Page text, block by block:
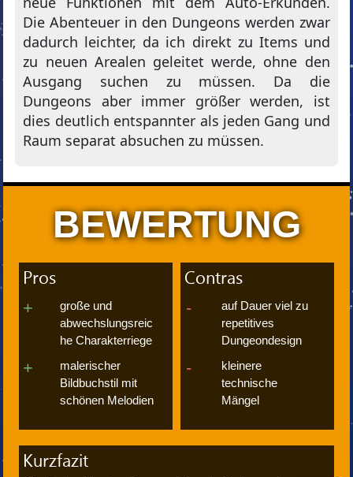
Die Abenteuer in den Dungeons werden zwar
dadurch leichter, da ich direkt zu Items und
zu neuen Arealen geleitet werde, ohne den
Ausgang suchen zu müssen. Da die
Dungeons aber immer größer werden, ist
dies deutlich entspannter als jeden Gang und
Raum separat absuchen zu müssen.
BEWERTUNG
Pros
große und
abwechslungsreic
he Charakterriege
malerischer
Bildbuchstil mit
schönen Melodien
Contras
auf Dauer viel zu
repetitives
Dungeondesign
kleinere
technische
Mängel
Kurzfazit